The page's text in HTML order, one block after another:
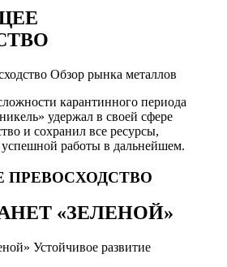
Обзор рынка металлов
карантинного периода
удержал в своей сфере
и сохранил все ресурсы,
работы в дальнейшем.
ПРЕВОСХОДСТВО
«ЗЕЛЕНОЙ»
Устойчивое развитие